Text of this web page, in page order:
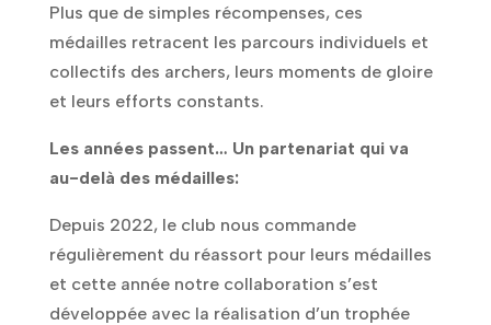
Plus que de simples récompenses, ces
médailles retracent les parcours individuels et
collectifs des archers, leurs moments de gloire
et leurs efforts constants.
Les années passent… Un partenariat qui va
au-delà des médailles:
Depuis 2022, le club nous commande
régulièrement du réassort pour leurs médailles
et cette année notre collaboration s’est
développée avec la réalisation d’un trophée